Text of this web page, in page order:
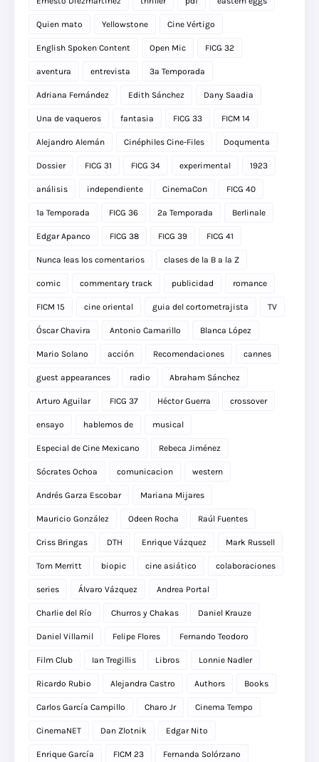
Quien mato Yellowstone Cine Vértigo
English Spoken Content Open Mic FICG 32
aventura entrevista 3a Temporada
Adriana Fernández Edith Sánchez Dany Saadia
Una de vaqueros fantasia FICG 33 FICM 14
Alejandro Alemán Cinéphiles Cine-Files Doqumenta
Dossier FICG 31 FICG 34 experimental 1923
análisis independiente CinemaCon FICG 40
1a Temporada FICG 36 2a Temporada Berlinale
Edgar Apanco FICG 38 FICG 39 FICG 41
Nunca leas los comentarios clases de la B a la Z
comic commentary track publicidad romance
FICM 15 cine oriental guia del cortometrajista TV
Óscar Chavira Antonio Camarillo Blanca López
Mario Solano acción Recomendaciones cannes
guest appearances radio Abraham Sánchez
Arturo Aguilar FICG 37 Héctor Guerra crossover
ensayo hablemos de musical
Especial de Cine Mexicano Rebeca Jiménez
Sócrates Ochoa comunicacion western
Andrés Garza Escobar Mariana Mijares
Mauricio González Odeen Rocha Raúl Fuentes
Criss Bringas DTH Enrique Vázquez Mark Russell
Tom Merritt biopic cine asiático colaboraciones
series Álvaro Vázquez Andrea Portal
Charlie del Río Churros y Chakas Daniel Krauze
Daniel Villamil Felipe Flores Fernando Teodoro
Film Club Ian Tregillis Libros Lonnie Nadler
Ricardo Rubio Alejandra Castro Authors Books
Carlos García Campillo Charo Jr Cinema Tempo
CinemaNET Dan Zlotnik Edgar Nito
Enrique García FICM 23 Fernanda Solórzano